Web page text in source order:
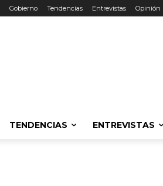
Gobierno Tendencias Entrevistas Opinión
TENDENCIAS ENTREVISTAS